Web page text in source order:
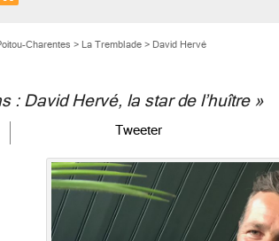
Charentes > La Tremblade > David Hervé
: David Hervé, la star de l’huître »
Tweeter